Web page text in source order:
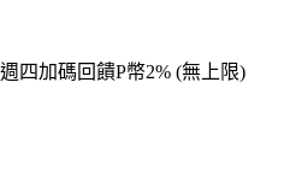
四加碼回饋P幣2% (無上限)